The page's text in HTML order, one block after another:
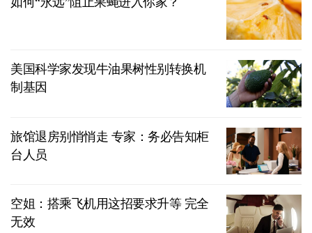
美国科学家发现牛油果树性别转换机
制基因
旅馆退房别悄悄走 专家：务必告知柜
台人员
空姐：搭乘飞机用这招要求升等 完全
无效